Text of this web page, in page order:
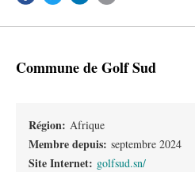
Commune de Golf Sud
Région: Afrique
Membre depuis: septembre 2024
Site Internet: golfsud.sn/